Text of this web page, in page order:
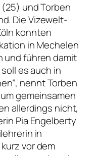
und Torben
Die Vizewelt-
konnten
in Mechelen
und führen damit
es auch in
nennt Torben
gemeinsamen
allerdings nicht,
Pia Engelberty
in
vor dem